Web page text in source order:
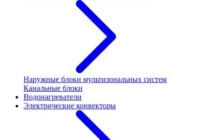
Наружные блоки мультизональных систем
Канальные блоки
Водонагреватели
Электрические конвекторы